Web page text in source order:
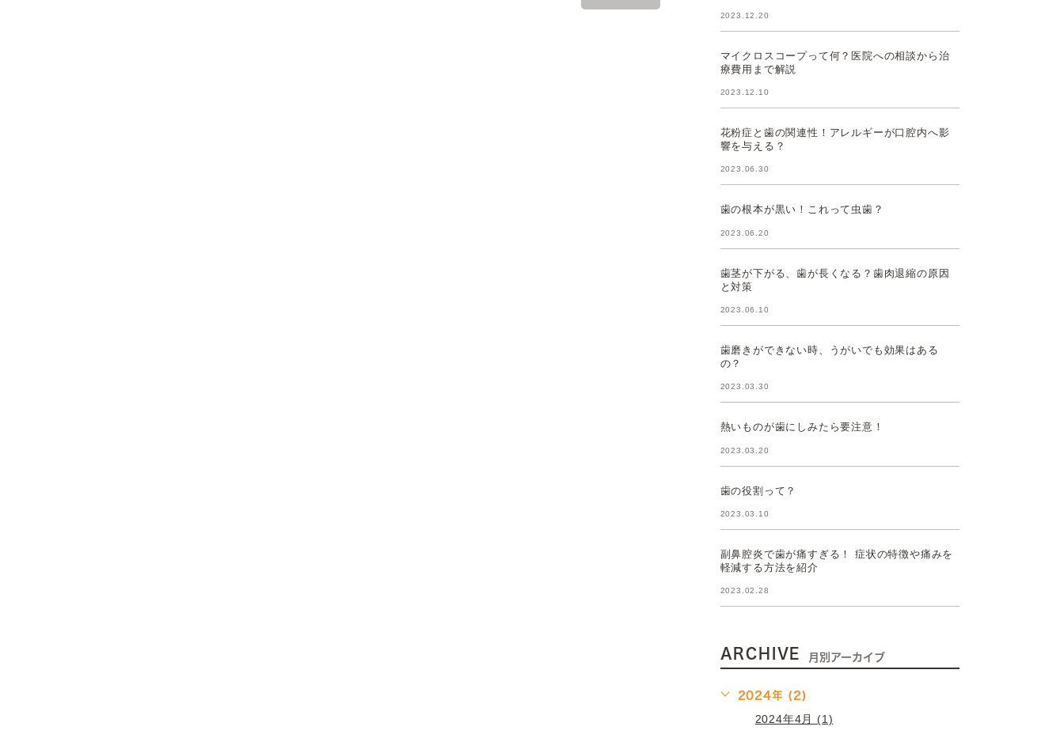
2023.12.20
マイクロスコープって何？医院への相談から治
療費用まで解説
2023.12.10
花粉症と歯の関連性！アレルギーが口腔内へ影
響を与える？
2023.06.30
歯の根本が黒い！これって虫歯？
2023.06.20
歯茎が下がる、歯が長くなる？歯肉退縮の原因
と対策
2023.06.10
歯磨きができない時、うがいでも効果はある
の？
2023.03.30
熱いものが歯にしみたら要注意！
2023.03.20
歯の役割って？
2023.03.10
副鼻腔炎で歯が痛すぎる！ 症状の特徴や痛みを
軽減する方法を紹介
2023.02.28
ARCHIVE 月別アーカイブ
2024年 (2)
2024年4月 (1)